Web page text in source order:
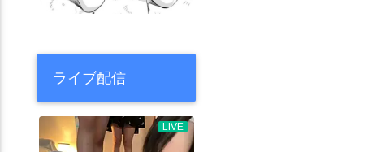
ライブ配信